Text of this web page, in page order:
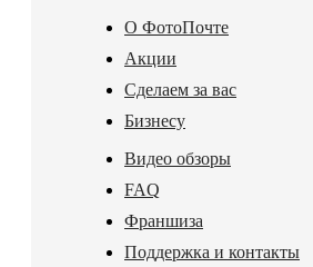
О ФотоПочте
Акции
Сделаем за вас
Бизнесу
Видео обзоры
FAQ
Франшиза
Поддержка и контакты